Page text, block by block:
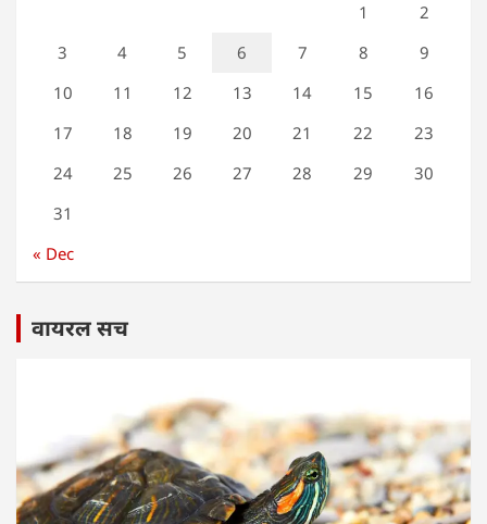
1
2
3
4 5 6 7 8
9
10
11 12 13 14 15
16
17
18 19 20 21 22
23
24
25 26 27 28 29
30
31
« Dec
वायरल सच